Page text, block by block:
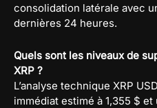
consolidation latérale avec
dernières 24 heures.
Quels sont les niveaux de
XRP ?
L’analyse technique XRP
immédiat estimé à 1,355 $